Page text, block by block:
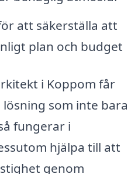
att säkerställa att
plan och budget
i Koppom får
som inte bara
fungerar i
hjälpa till att
genom